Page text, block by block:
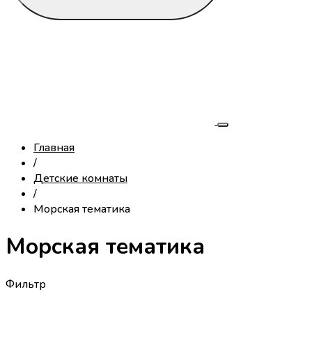
Главная
/
Детские комнаты
/
Морская тематика
Морская тематика
Фильтр